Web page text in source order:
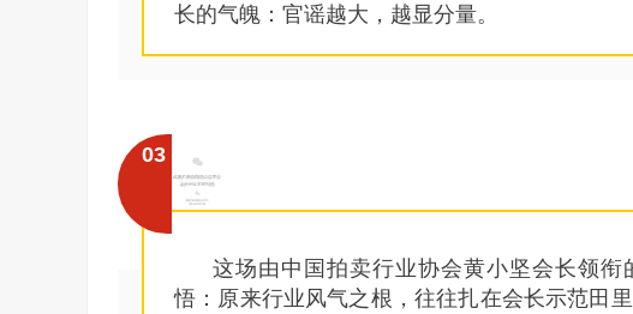
长的气魄：官谣越大，越显分量。
03
这场由中国拍卖行业协会黄小坚会长领衔
悟：原来行业风气之根，往往扎在会长示范田